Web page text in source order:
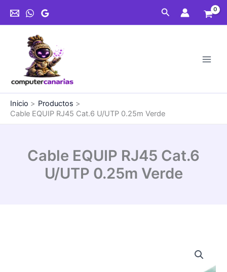
Buscar
Inicio
Productos
Cable EQUIP RJ45 Cat.6 U/UTP 0.25m Verde
Cable EQUIP RJ45 Cat.6
U/UTP 0.25m Verde
Cat.6
U/UTP
Verde
cantidad